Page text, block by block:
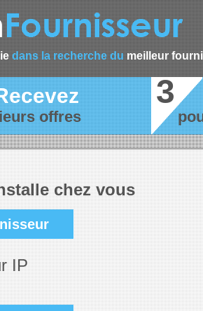
dans la recherche dumeilleur
offres
3
chez vous
IP